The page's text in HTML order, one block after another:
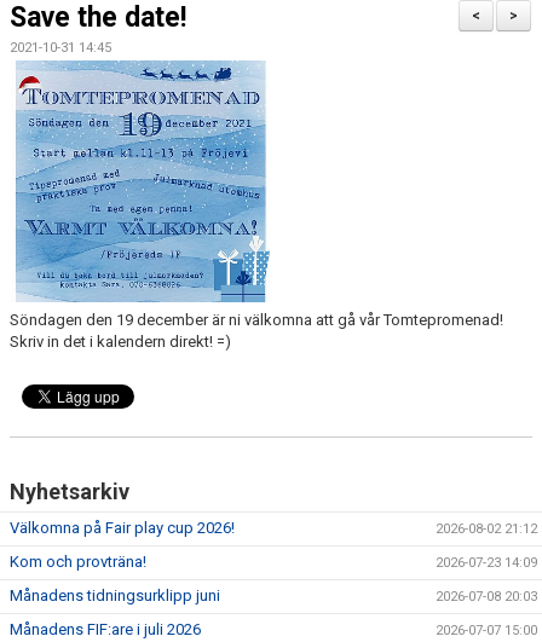
DOKUMENT
MATCHER
BOKNINGAR FRÖJEVI
>
<
Save the date!
2021-10-31 14:45
Söndagen den 19 december är ni välkomna att gå vår Tomtepromenad!
Skriv in det i kalendern direkt! =)
Nyhetsarkiv
Välkomna på Fair play cup 2026! 2026-08-02 21:12
Kom och provträna! 2026-07-23 14:09
Månadens tidningsurklipp juni 2026-07-08 20:03
Månadens FIF:are i juli 2026 2026-07-07 15:00